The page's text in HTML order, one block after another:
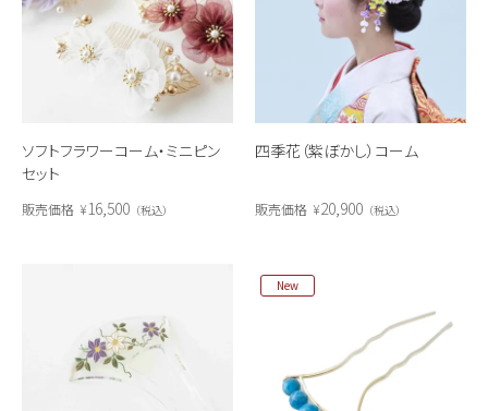
ソフトフラワーコーム・ミニピン
セット
販売価格 ¥16,500 税込
四季花（紫ぼかし）コーム
販売価格 ¥20,900 税込
New